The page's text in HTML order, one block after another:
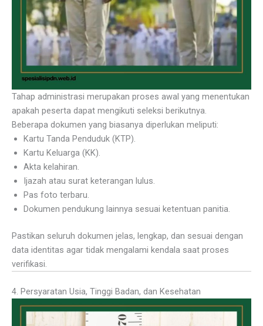
Tahap administrasi merupakan proses awal yang menentukan
apakah peserta dapat mengikuti seleksi berikutnya.
Beberapa dokumen yang biasanya diperlukan meliputi:
Kartu Tanda Penduduk (KTP).
Kartu Keluarga (KK).
Akta kelahiran.
Ijazah atau surat keterangan lulus.
Pas foto terbaru.
Dokumen pendukung lainnya sesuai ketentuan panitia.
Pastikan seluruh dokumen jelas, lengkap, dan sesuai dengan
data identitas agar tidak mengalami kendala saat proses
verifikasi.
4. Persyaratan Usia, Tinggi Badan, dan Kesehatan